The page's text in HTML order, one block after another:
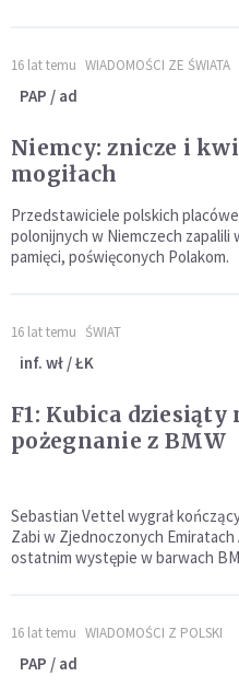
16 lat temu WIADOMOŚCI ZE ŚWIATA
PAP / ad
Niemcy: znicze i
mogiłach
Przedstawiciele polskich
polonijnych w Niemczech zapalili
pamięci, poświęconych Polakom.
16 lat temu ŚWIAT
inf. wł / ŁK
F1: Kubica dziesiąty
pożegnanie z BMW
Sebastian Vettel wygrał
Zabi w Zjednoczonych
ostatnim występie w barwach
16 lat temu WIADOMOŚCI Z POLSKI
PAP / ad